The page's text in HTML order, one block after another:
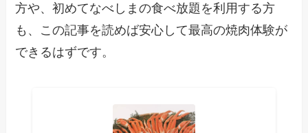
方や、初めてなべしまの食べ放題を利用する方
も、この記事を読めば安心して最高の焼肉体験が
できるはずです。